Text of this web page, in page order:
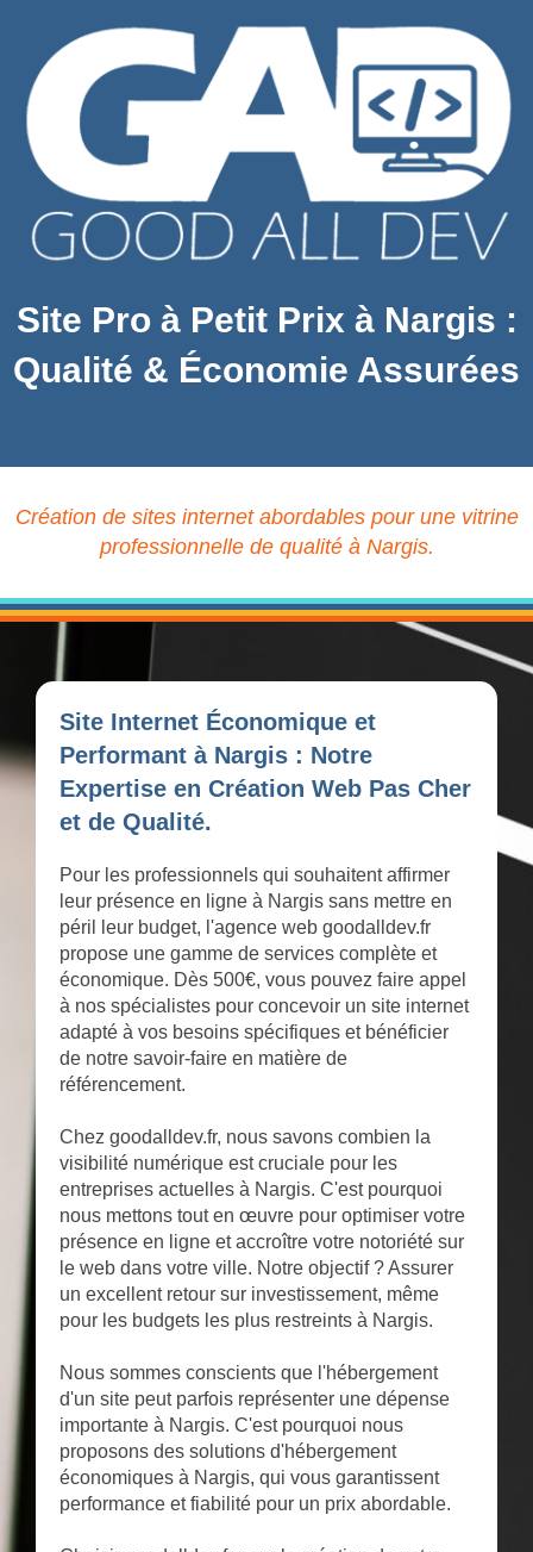
Site Pro à Petit Prix à Nargis :
Qualité & Économie Assurées
Création de sites internet abordables pour une vitrine
professionnelle de qualité à Nargis.
Site Internet Économique et
Performant à Nargis : Notre
Expertise en Création Web Pas Cher
et de Qualité.
Pour les professionnels qui souhaitent affirmer
leur présence en ligne à Nargis sans mettre en
péril leur budget, l'agence web goodalldev.fr
propose une gamme de services complète et
économique. Dès 500€, vous pouvez faire appel
à nos spécialistes pour concevoir un site internet
adapté à vos besoins spécifiques et bénéficier
de notre savoir-faire en matière de
référencement.
Chez goodalldev.fr, nous savons combien la
visibilité numérique est cruciale pour les
entreprises actuelles à Nargis. C'est pourquoi
nous mettons tout en œuvre pour optimiser votre
présence en ligne et accroître votre notoriété sur
le web dans votre ville. Notre objectif ? Assurer
un excellent retour sur investissement, même
pour les budgets les plus restreints à Nargis.
Nous sommes conscients que l'hébergement
d'un site peut parfois représenter une dépense
importante à Nargis. C'est pourquoi nous
proposons des solutions d'hébergement
économiques à Nargis, qui vous garantissent
performance et fiabilité pour un prix abordable.